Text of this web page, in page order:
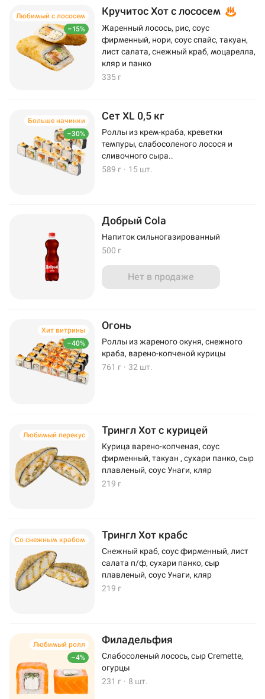
–15%
Любимый с лососем Кручитос Хот с лососем
Жаренный лосось, рис, соус
фирменный, нори, соус спайс, такуан,
лист салата, снежный краб, моцарелла,
кляр и панко
335 г
–30%
Больше начинки Сет XL 0,5 кг
Роллы из крем-краба, креветки
темпуры, слабосоленого лосося и
сливочного сыра..
589 г · 15 шт.
Добрый Cola
Напиток сильногазированный
500 г
Нет в продаже
–40%
Хит витрины Огонь
Роллы из жареного окуня, снежного
краба, варено-копченой курицы
761 г · 32 шт.
Любимый перекус Трингл Хот с курицей
Курица варено-копченая, соус
фирменный, такуан , сухари панко, сыр
плавленый, соус Унаги, кляр
219 г
Со снежным крабом Трингл Хот крабс
Снежный краб, соус фирменный, лист
салата п/ф, сухари панко, сыр
плавленый, соус Унаги, кляр
219 г
–4%
Любимый ролл Филадельфия
Слабосоленый лосось, сыр Cremette,
огурцы
231 г · 8 шт.